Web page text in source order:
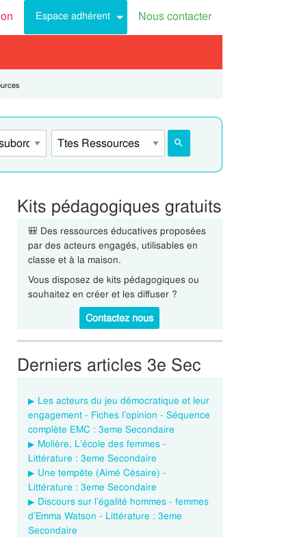
Espace adhérent Nous contacter
Kits pédagogiques gratuits
🎒 Des ressources éducatives proposées
par des acteurs engagés, utilisables en
classe et à la maison.
Vous disposez de kits pédagogiques ou
souhaitez en créer et les diffuser ?
Contactez nous
Derniers articles 3e Sec
Les acteurs du jeu démocratique et leur
engagement - Fiches l’opinion - Séquence
complète EMC : 3eme Secondaire
Molière, L’école des femmes -
Littérature : 3eme Secondaire
Une tempête (Aimé Césaire) -
Littérature : 3eme Secondaire
Discours sur l’égalité hommes - femmes
d’Emma Watson - Littérature : 3eme
Secondaire